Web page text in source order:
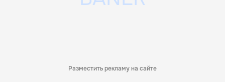
Разместить рекламу на сайте